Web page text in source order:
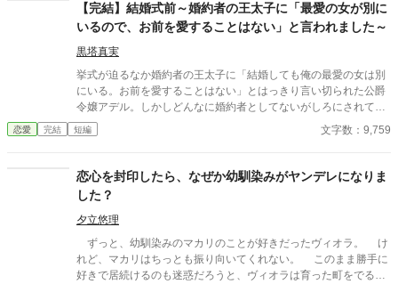
【完結】結婚式前～婚約者の王太子に「最愛の女が別に
いるので、お前を愛することはない」と言われました～
黒塔真実
挙式が迫るなか婚約者の王太子に「結婚しても俺の最愛の女は別
にいる。お前を愛することはない」とはっきり言い切られた公爵
令嬢アデル。しかしどんなに婚約者としてないがしろにされても
女性としての誇りを傷つけられても彼女は平気だった。なぜなら
大切な「心の拠り所」があるから……。しかし、王立学園の卒業
を受けるのだった―― ※神視点。■なろうにも別タイトルで重
複投稿←【ジャンル日間4位】。
恋愛 完結 短編 文字数：9,759
恋心を封印したら、なぜか幼馴染みがヤンデレになりま
した？
夕立悠理
ずっと、幼馴染みのマカリのことが好きだったヴィオラ。 け
れど、マカリはちっとも振り向いてくれない。 このまま勝手に
好きで居続けるのも迷惑だろうと、ヴィオラは育った町をでる。